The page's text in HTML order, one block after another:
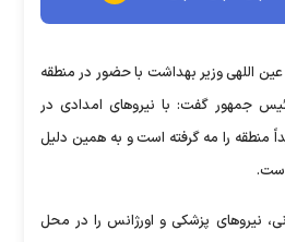
عین اللهی وزیر بهداشت با حضور در منطقه
جمهور گفت: با نیرو‌های امدادی در
منطقه را مه گرفته است و به همین دلیل
نیرو‌های پزشکی و اورژانس را در محل